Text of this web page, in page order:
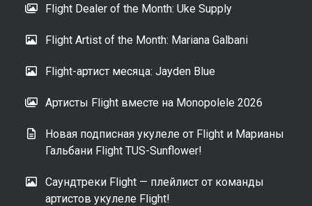
Flight Dealer of the Month: Uke Supply
Flight Artist of the Month: Mariana Galbani
Flight-артист месяца: Jayden Blue
Артисты Flight вместе на Monopolele 2026
Новая подписная укулеле от Flight и Марианы
Гальбани Flight TUS-Sunflower!
Саундтреки Flight — плейлист от команды
артистов укулеле Flight!